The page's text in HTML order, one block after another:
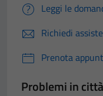
Leggi le
Richiedi
Prenota
Problemi in città